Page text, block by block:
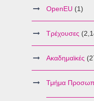
OpenEU (1)
Τρέχουσες
Ακαδημαϊκές
Τμήμα